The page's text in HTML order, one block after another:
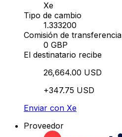
Xe
Tipo de cambio
1.333200
Comisión de transferencia
0 GBP
El destinatario recibe
26,664.00 USD
+347.75 USD
Enviar con Xe
Proveedor